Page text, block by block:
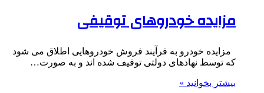
مزایده خودروهای توقیفی
مزایده خودرو به فرآیند فروش خودروهایی اطلاق می شود
که توسط نهادهای دولتی توقیف شده اند و به صورت…
بیشتر بخوانید »